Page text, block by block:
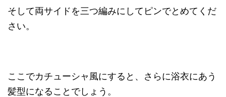
そして両サイドを三つ編みにしてピンでとめてくだ
さい。
ここでカチューシャ風にすると、さらに浴衣にあう
髪型になることでしょう。